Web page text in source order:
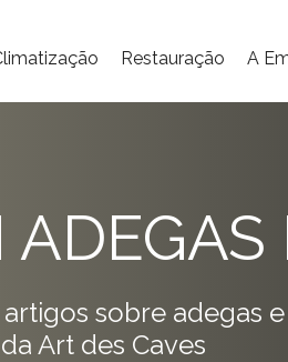
Restauração A
sobre adegas
Art des Caves